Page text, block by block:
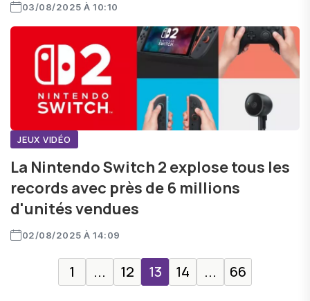
03/08/2025 À 10:10
JEUX VIDÉO
La Nintendo Switch 2 explose tous les
records avec près de 6 millions
d'unités vendues
02/08/2025 À 14:09
1 ... 12 13 14 ... 66